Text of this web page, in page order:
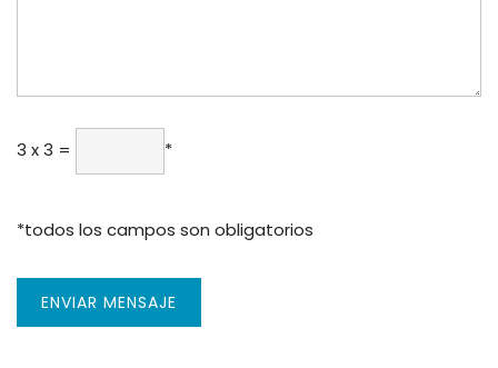
23 x 3 = *
*todos los campos son obligatorios
ENVIAR MENSAJE